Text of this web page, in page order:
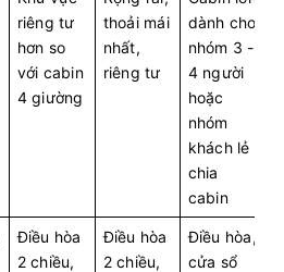
riêng tư
hơn so
với cabin
4 giường
thoải mái
nhất,
riêng tư
dành cho
nhóm 3 -
4 người
hoặc
nhóm
khách lẻ
chia
cabin
Điều hòa
2 chiều,
Điều hòa
2 chiều,
Điều hòa,
cửa sổ